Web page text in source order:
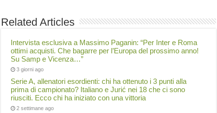
Related Articles
Intervista esclusiva a Massimo Paganin: “Per Inter e Roma
ottimi acquisti. Che bagarre per l’Europa del prossimo anno!
Su Samp e Vicenza…”
3 giorni ago
Serie A, allenatori esordienti: chi ha ottenuto i 3 punti alla
prima di campionato? Italiano e Jurić nei 18 che ci sono
riusciti. Ecco chi ha iniziato con una vittoria
2 settimane ago